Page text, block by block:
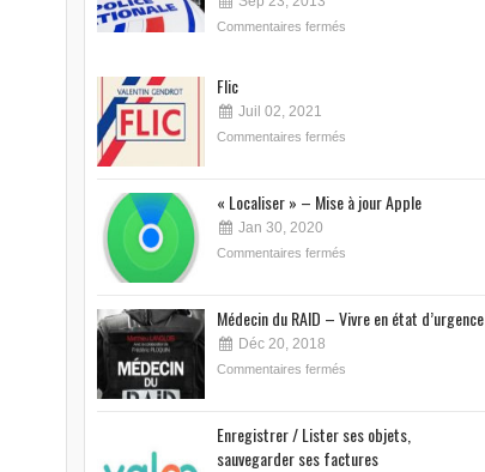
Commentaires fermés
Flic
Juil 02, 2021
Commentaires fermés
« Localiser » – Mise à jour Apple
Jan 30, 2020
Commentaires fermés
Médecin du RAID – Vivre en état d’urgence
Déc 20, 2018
Commentaires fermés
Enregistrer / Lister ses objets,
sauvegarder ses factures